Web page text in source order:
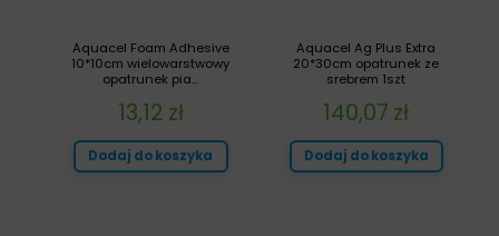
Aquacel Ag Plus Extra
20*30cm opatrunek ze
srebrem 1szt
140,07 zł
Dodaj do koszyka
Aquacel Foam Adhesive
10*10cm wielowarstwowy
opatrunek pia...
13,12 zł
Dodaj do koszyka